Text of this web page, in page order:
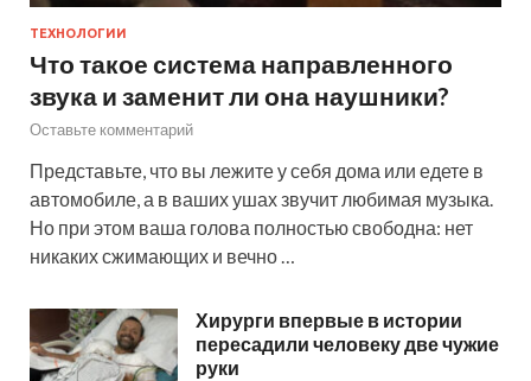
ТЕХНОЛОГИИ
Что такое система направленного
звука и заменит ли она наушники?
Оставьте комментарий
Представьте, что вы лежите у себя дома или едете в
автомобиле, а в ваших ушах звучит любимая музыка.
Но при этом ваша голова полностью свободна: нет
никаких сжимающих и вечно …
Хирурги впервые в истории
пересадили человеку две чужие
руки